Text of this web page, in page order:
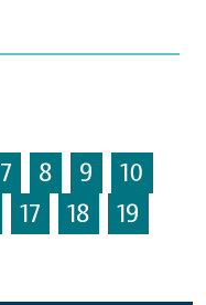
7 8 9
10
17 18
19